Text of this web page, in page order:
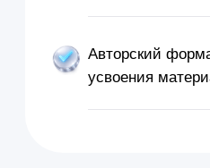
Специалист "Концепции
Mulligan"
Лектор международных